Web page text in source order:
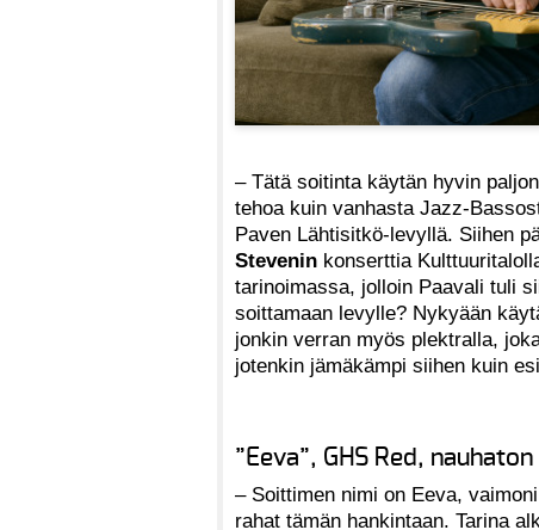
– Tätä soitinta käytän hyvin
tehoa kuin vanhasta Jazz-
Paven Lähtisitkö-levyllä. Siihen
Stevenin konserttia
tarinoimassa, jolloin Paavali tuli
soittamaan levylle? Nykyään
jonkin verran myös plektralla,
jotenkin jämäkämpi siihen kuin
”Eeva”, GHS Red,
– Soittimen nimi on Eeva,
rahat tämän hankintaan. Tarina